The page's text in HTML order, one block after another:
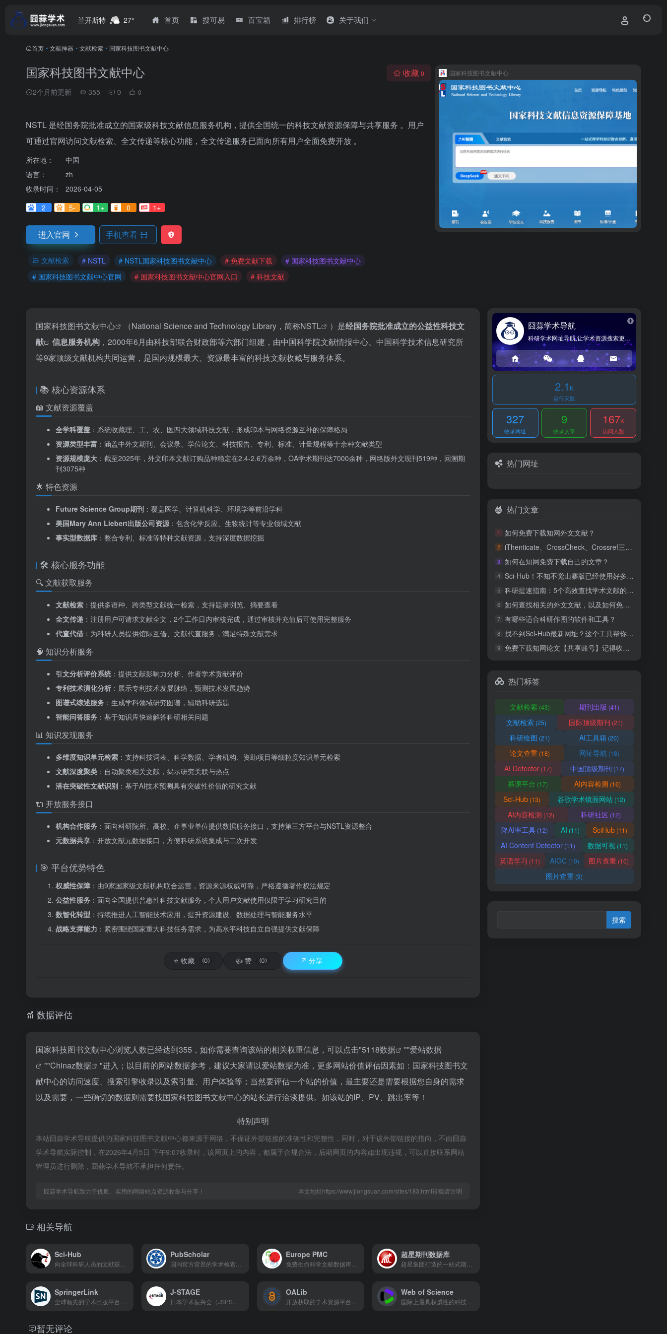
兰开斯特 27° 首页 搜可易 百宝箱 排行榜 关于我们
首页 • 文献神器 • 文献检索 • 国家科技图书文献中心
国家科技图书文献中心
2个月前更新 355 0 0
收藏 0
NSTL 是经国务院批准成立的国家级科技文献信息服务机构，提供全国统一的科技文献资源保障与共享服务 。用户
可通过‌官网‌访问文献检索、全文传递等核心功能，全文传递服务已面向所有用户‌全面免费‌开放 。‌‌
所在地：
中国
语言：
zh
收录时间：
2026-04-05
2
5- 1+ 0 1+
进入官网 手机查看
文献检索 # NSTL # NSTL国家科技图书文献中心 # 免费文献下载
# 国家科技图书文献中心
# 国家科技图书文献中心官网
# 国家科技图书文献中心官网入口 # 科技文献
国家科技图书文献中心
国家科技图书文献中心 （National Science and Technology Library，简称NSTL ）是经国务院批准成立的公益性科技文
献
信息服务机构 ，2000年6月由科技部联合财政部等六部门组建，由中国科学院文献情报中心、中国科学技术信息研究所
等9家顶级文献机构共同运营，是国内规模最大、资源最丰富的科技文献收藏与服务体系。
📚 核心资源体系
📖 文献资源覆盖
全学科覆盖 ：系统收藏理、工、农、医四大领域科技文献，形成印本与网络资源互补的保障格局
资源类型丰富 ：涵盖中外文期刊、会议录、学位论文、科技报告、专利、标准、计量规程等十余种文献类型
资源规模庞大 ：截至2025年，外文印本文献订购品种稳定在2.4-2.6万余种，OA学术期刊达7000余种，网络版外文现刊519种，回溯期
刊3075种
🌟 特色资源
Future Science Group期刊 ：覆盖医学、计算机科学、环境学等前沿学科
美国Mary Ann Liebert出版公司资源：包含化学反应、生物统计等专业领域文献
事实型数据库 ：整合专利、标准等特种文献资源，支持深度数据挖掘
🛠️ 核心服务功能
🔍 文献获取服务
文献检索 ：提供多语种、跨类型文献统一检索，支持题录浏览、摘要查看
全文传递 ：注册用户可请求文献全文，2个工作日内审核完成，通过审核并充值后可使用完整服务
代查代借 ：为科研人员提供馆际互借、文献代查服务，满足特殊文献需求
🧠 知识分析服务
引文分析评价系统：提供文献影响力分析、作者学术贡献评价
专利技术演化分析 ：展示专利技术发展脉络，预测技术发展趋势
图谱式综述服务 ：生成学科领域研究图谱，辅助科研选题
智能问答服务 ：基于知识库快速解答科研相关问题
📊 知识发现服务
多维度知识单元检索 ：支持科技词表、科学数据、学者机构、资助项目等细粒度知识单元检索
文献深度聚类 ：自动聚类相关文献，揭示研究关联与热点
潜在突破性文献识别 ：基于AI技术预测具有突破性价值的研究文献
🔌 开放服务接口
机构合作服务 ：面向科研院所、高校、企事业单位提供数据服务接口，支持第三方平台与NSTL资源整合
元数据共享 ：开放文献元数据接口，方便科研系统集成与二次开发
🎯 平台优势特色
权威性保障 ：由9家国家级文献机构联合运营，资源来源权威可靠，严格遵循著作权法规定
公益性服务 ：面向全国提供普惠性科技文献服务，个人用户文献使用仅限于学习研究目的
数智化转型 ：持续推进人工智能技术应用，提升资源建设、数据处理与智能服务水平
战略支撑能力 ：紧密围绕国家重大科技任务需求，为高水平科技自立自强提供文献保障
⭐ 收藏 (0) 👍 赞 (0) ↗️ 分享
数据评估
国家科技图书文献中心浏览人数已经达到355，如你需要查询该站的相关权重信息，可以点击"5118数据 ""爱站数据
""Chinaz数据
"进入；以目前的网站数据参考，建议大家请以爱站数据为准，更多网站价值评估因素如：国家科技图书文
献中心的访问速度、搜索引擎收录以及索引量、用户体验等；当然要评估一个站的价值，最主要还是需要根据您自身的需求
以及需要，一些确切的数据则需要找国家科技图书文献中心的站长进行洽谈提供。如该站的IP、PV、跳出率等！
特别声明
本站囧蒜学术导航提供的国家科技图书文献中心都来源于网络，不保证外部链接的准确性和完整性，同时，对于该外部链接的指向，不由囧蒜
学术导航实际控制，在2026年4月5日 下午9:07收录时，该网页上的内容，都属于合规合法，后期网页的内容如出现违规，可以直接联系网站
管理员进行删除，囧蒜学术导航不承担任何责任。
囧蒜学术导航致力于优质、实用的网络站点资源收集与分享！ 本文地址https://www.jiongsuan.com/sites/183.html转载请注明
相关导航
Sci-Hub PubScholar Europe PMC
免费生命科学文献数据库，由PubMed Central、ELIXIR等国际机构合作支持。
超星期刊数据库
SpringerLink J-STAGE
日本学术振兴会（JSPS）运营的免费学术文献数据库，1998年正式上线，核心定位是传播日本科技与人文社科领域的研究成果，目前已成为全球了解日本学术动态的重要平台。
OALib Web of Science
暂无评论
囧蒜学术导航
科研学术网址导航,让学术资源搜索更简单!
2.1 K
运行天数
327
收录网址
9
收录文章
167K
访问人数
热门网址
热门文章
1 如何免费下载知网外文文献？
2 iThenticate、CrossCheck、Crossref三款SCI查重软件的区别
3 如何在知网免费下载自己的文章？
4 Sci-Hub！不知不觉山寨版已经使用好多年！
5 科研提速指南：5个高效查找学术文献的实用技巧
6 如何查找相关的外文文献，以及如何免费下载？
7 有哪些适合科研作图的软件和工具？
8 找不到Sci-Hub最新网址？这个工具帮你一键搞定！
9 免费下载知网论文【共享账号】记得收藏！
热门标签
文献检索 (43) 期刊出版 (41)
文献检索(25) 国际顶级期刊 (21)
科研绘图 (21) AI工具箱 (20)
论文查重(18) 网址导航 (18)
AI Detector(17) 中国顶级期刊 (17)
慕课平台 (17) AI内容检测 (16)
Sci-Hub (13) 谷歌学术镜面网站 (12)
AI内容检测 (12) 科研社区(12)
降AI率工具 (12) AI (11) SciHub (11)
AI Content Detector (11) 数据可视(11)
英语学习 (11) AIGC(10) 图片查重 (10)
图片查重 (9)